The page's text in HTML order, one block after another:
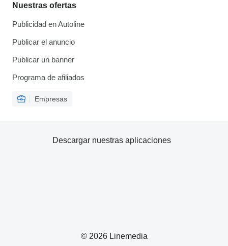
Nuestras ofertas
Publicidad en Autoline
Publicar el anuncio
Publicar un banner
Programa de afiliados
Empresas
© 2026 Linemedia
Descargar nuestras aplicaciones